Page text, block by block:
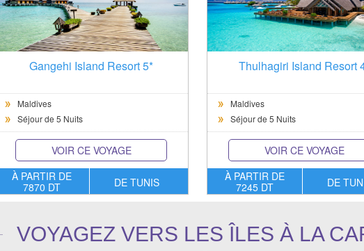
Gangehi Island Resort 5*
Maldives
Séjour de 5 Nuits
VOIR CE VOYAGE
À PARTIR DE
7870 DT
DE TUNIS
Thulhagiri Island Resort
Maldives
Séjour de 5 Nuits
VOIR CE VOYAGE
À PARTIR DE
7245 DT
DE
VOYAGEZ VERS LES ÎLES À LA